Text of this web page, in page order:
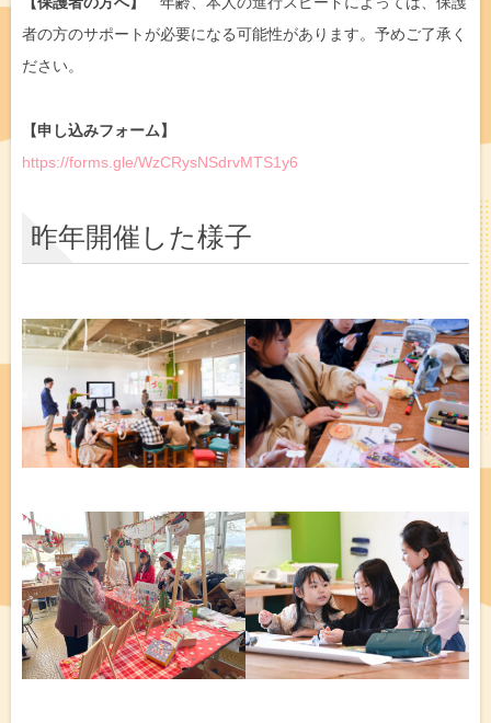
者の方のサポートが必要になる可能性があります。予めご了承く
ださい。
【申し込みフォーム】
https://forms.gle/WzCRysNSdrvMTS1y6
昨年開催した様子